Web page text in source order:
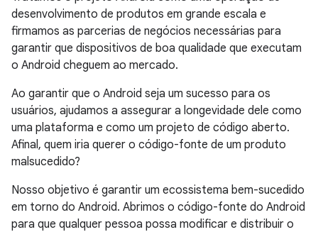
desenvolvimento de produtos em grande escala e
firmamos as parcerias de negócios necessárias para
garantir que dispositivos de boa qualidade que executam
o Android cheguem ao mercado.
Ao garantir que o Android seja um sucesso para os
usuários, ajudamos a assegurar a longevidade dele como
uma plataforma e como um projeto de código aberto.
Afinal, quem iria querer o código-fonte de um produto
malsucedido?
Nosso objetivo é garantir um ecossistema bem-sucedido
em torno do Android. Abrimos o código-fonte do Android
para que qualquer pessoa possa modificar e distribuir o